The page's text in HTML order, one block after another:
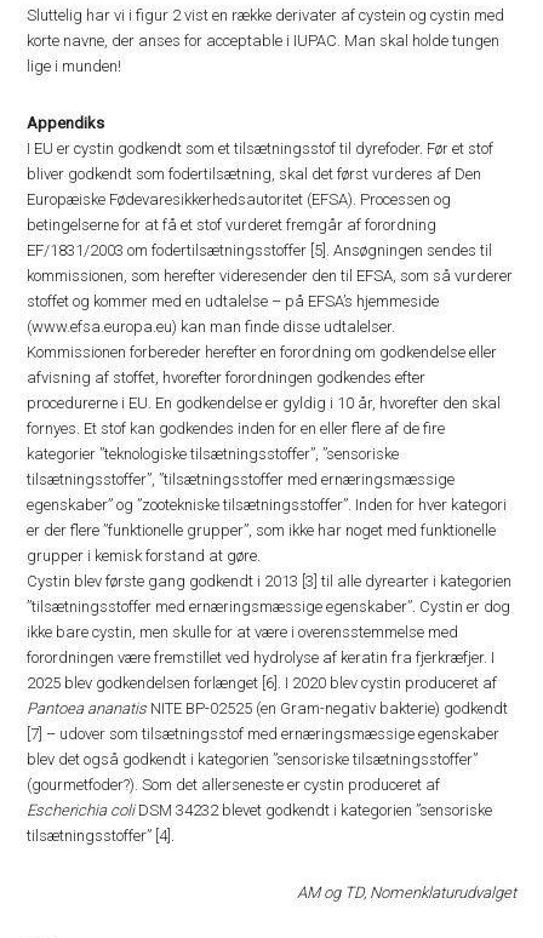
Sluttelig har vi i figur 2 vist en række derivater af cystein og cystin med
korte navne, der anses for acceptable i IUPAC. Man skal holde tungen
lige i munden!
Appendiks
I EU er cystin godkendt som et tilsætningsstof til dyrefoder. Før et stof
bliver godkendt som fodertilsætning, skal det først vurderes af Den
Europæiske Fødevaresikkerhedsautoritet (EFSA). Processen og
betingelserne for at få et stof vurderet fremgår af forordning
EF/1831/2003 om fodertilsætningsstoffer [5]. Ansøgningen sendes til
kommissionen, som herefter videresender den til EFSA, som så vurderer
stoffet og kommer med en udtalelse – på EFSA’s hjemmeside
(www.efsa.europa.eu) kan man finde disse udtalelser.
Kommissionen forbereder herefter en forordning om godkendelse eller
afvisning af stoffet, hvorefter forordningen godkendes efter
procedurerne i EU. En godkendelse er gyldig i 10 år, hvorefter den skal
fornyes. Et stof kan godkendes inden for en eller flere af de fire
kategorier ”teknologiske tilsætningsstoffer”, ”sensoriske
tilsætningsstoffer”, ”tilsætningsstoffer med ernæringsmæssige
egenskaber” og ”zootekniske tilsætningsstoffer”. Inden for hver kategori
er der flere ”funktionelle grupper”, som ikke har noget med funktionelle
grupper i kemisk forstand at gøre.
Cystin blev første gang godkendt i 2013 [3] til alle dyrearter i kategorien
”tilsætningsstoffer med ernæringsmæssige egenskaber”. Cystin er dog
ikke bare cystin, men skulle for at være i overensstemmelse med
forordningen være fremstillet ved hydrolyse af keratin fra fjerkræfjer. I
2025 blev godkendelsen forlænget [6]. I 2020 blev cystin produceret af
Pantoea ananatis NITE BP-02525 (en Gram-negativ bakterie) godkendt
[7] – udover som tilsætningsstof med ernæringsmæssige egenskaber
blev det også godkendt i kategorien ”sensoriske tilsætningsstoffer”
(gourmetfoder?). Som det allerseneste er cystin produceret af
Escherichia coliDSM 34232 blevet godkendt i kategorien ”sensoriske
tilsætningsstoffer” [4].
AM og TD, Nomenklaturudvalget